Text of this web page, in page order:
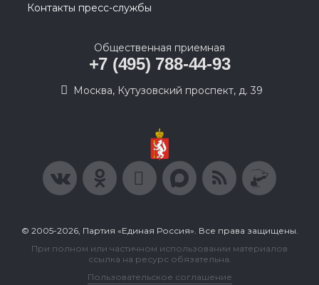
Контакты пресс-службы
Общественная приемная
+7 (495) 788-44-93
Москва, Кутузовский проспект, д. 39
© 2005-2026, Партия «Единая Россия». Все права защищены.
При полном или частичном использовании материалов
ссылка на ресурс обязательна.
Пользовательское соглашение